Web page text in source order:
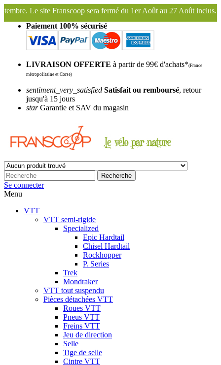
fermé du 1er Août au 27 Août inclus. Bonnes vacances !
Paiement 100% sécurisé
LIVRAISON OFFERTE à partir de 99€ d'achats*(France
métropolitaine et Corse)
sentiment_very_satisfied Satisfait ou remboursé, retour
jusqu'à 15 jours
starGarantie et SAV du magasin
Recherche
Se connecter
Menu
VTT
VTT semi-rigide
Specialized
Epic Hardtail
Chisel Hardtail
Rockhopper
P. Series
Trek
Mondraker
VTT tout suspendu
Pièces détachées VTT
Roues VTT
Pneus VTT
Freins VTT
Jeu de direction
Selle
Tige de selle
Cintre VTT